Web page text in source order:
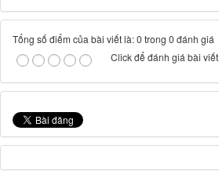
Tổng số điểm của bài viết là: 0 trong 0 đánh giá
Click để đánh giá bài viết